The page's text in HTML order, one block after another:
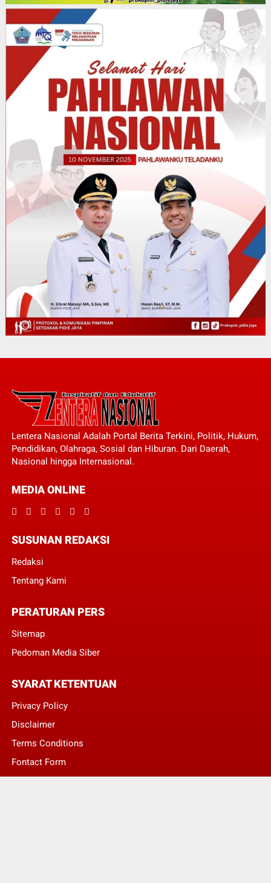
Lentera Nasional Adalah Portal Berita Terkini, Politik, Hukum,
Pendidikan, Olahraga, Sosial dan Hiburan. Dari Daerah,
Nasional hingga Internasional.
MEDIA ONLINE
SUSUNAN REDAKSI
Redaksi
Tentang Kami
PERATURAN PERS
Sitemap
Pedoman Media Siber
SYARAT KETENTUAN
Privacy Policy
Disclaimer
Terms Conditions
Fontact Form